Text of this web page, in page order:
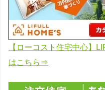
【ローコスト住宅中心】
はこちら⇒